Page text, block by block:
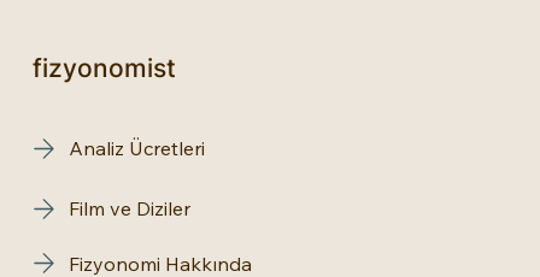
fizyonomist
Analiz Ücretleri
Film ve Diziler
Fizyonomi Hakkında